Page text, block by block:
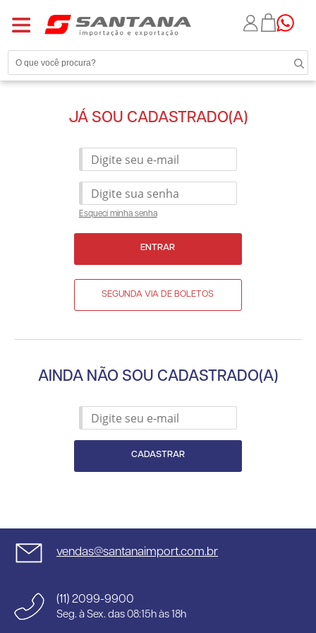
JÁ SOU CADASTRADO(A)
Esqueci minha senha
ENTRAR
SEGUNDA VIA DE BOLETOS
AINDA NÃO SOU CADASTRADO(A)
CADASTRAR
vendas@santanaimport.com.br
(11) 2099-9900
Seg. à Sex. das 08:15h às 18h